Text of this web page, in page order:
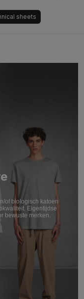
sheets
of biologisch katoen
Eigentijdse
bewuste merken.